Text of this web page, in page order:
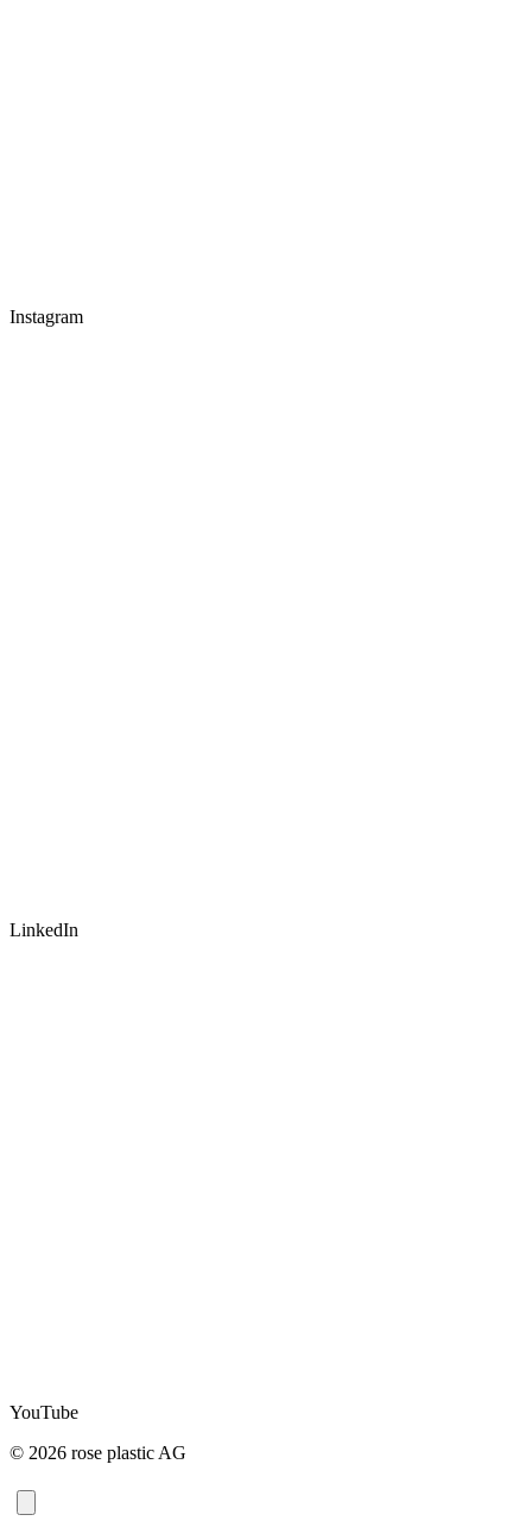
Instagram
LinkedIn
YouTube
© 2026 rose plastic AG